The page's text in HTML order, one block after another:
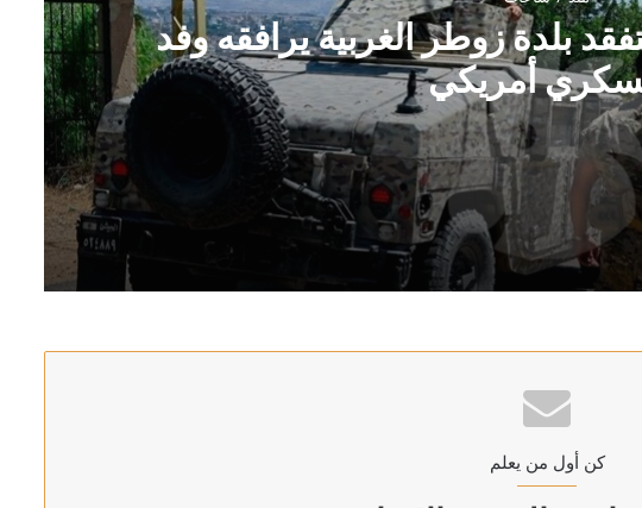
بلدة زوطر الغربية يرافقه وفد
أمريكي
يرافقه وفد عسكري أمريكي
كن أول من يعلم